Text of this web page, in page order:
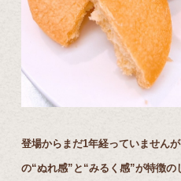
登場からまだ1年経っていません
の“ぬれ感”と“みるく感”が特徴の